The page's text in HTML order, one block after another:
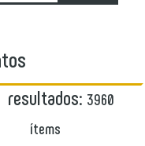
resultados: 3960
ítems